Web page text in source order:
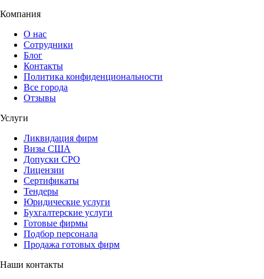
Компания
О нас
Сотрудники
Блог
Контакты
Политика конфиденциональности
Все города
Отзывы
Услуги
Ликвидация фирм
Визы США
Допуски СРО
Лицензии
Сертификаты
Тендеры
Юридические услуги
Бухгалтерские услуги
Готовые фирмы
Подбор персонала
Продажа готовых фирм
Наши контакты